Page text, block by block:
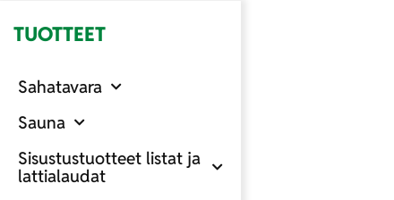
TUOTTEET
Sahatavara
Sauna
Sisustustuotteet listat ja
lattialaudat